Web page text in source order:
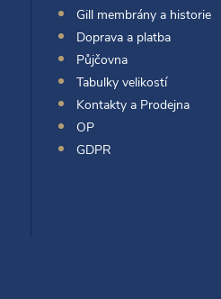
Gill membrány a historie
Doprava a platba
Půjčovna
Tabulky velikostí
Kontakty a Prodejna
OP
GDPR